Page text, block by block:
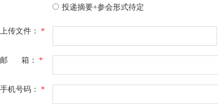
投递摘要+参会形式待定
上传文件： *
邮 箱： *
手机号码： *